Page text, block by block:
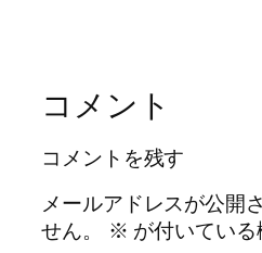
コメント
コメントを残す
メールアドレスが公開
せん。
※ が付いてい